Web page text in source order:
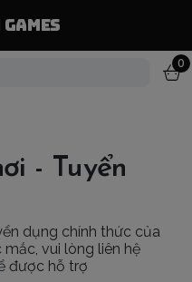
0
- Tuyển
dụng chính thức của
vui lòng liên hệ
được hỗ trợ